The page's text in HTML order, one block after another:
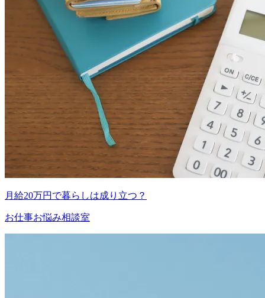
月給20万円で暮らしは成り立つ？
お仕事お悩み相談室